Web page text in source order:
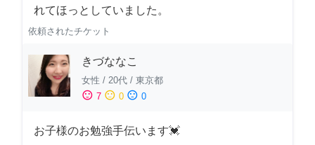
れてほっとしていました。
依頼されたチケット
きづななこ
女性 / 20代 / 東京都
sentiment_satisfied 7 sentiment_neutral 0 sentiment_dissatisfied 0
お子様のお勉強手伝います💓